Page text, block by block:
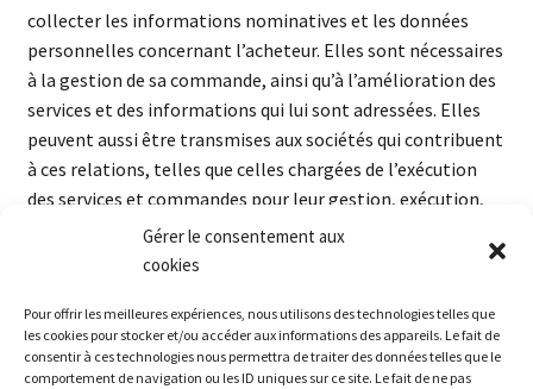
Gérer le consentement aux
cookies
Pour offrir les meilleures expériences, nous utilisons des technologies telles que
les cookies pour stocker et/ou accéder aux informations des appareils. Le fait de
consentir à ces technologies nous permettra de traiter des données telles que le
comportement de navigation ou les ID uniques sur ce site. Le fait de ne pas
collecter les informations nominatives et les données
personnelles concernant l’acheteur. Elles sont nécessaires
à la gestion de sa commande, ainsi qu’à l’amélioration des
services et des informations qui lui sont adressées. Elles
peuvent aussi être transmises aux sociétés qui contribuent
à ces relations, telles que celles chargées de l’exécution
des services et commandes pour leur gestion, exécution,
traitement et paiement. Ces informations et données
sont également conservées à des fins de sécurité, afin de
Conformément à la loi du 6 janvier 1978, l’acheteur dispose
d’un droit d’accès, de rectification et d’opposition aux